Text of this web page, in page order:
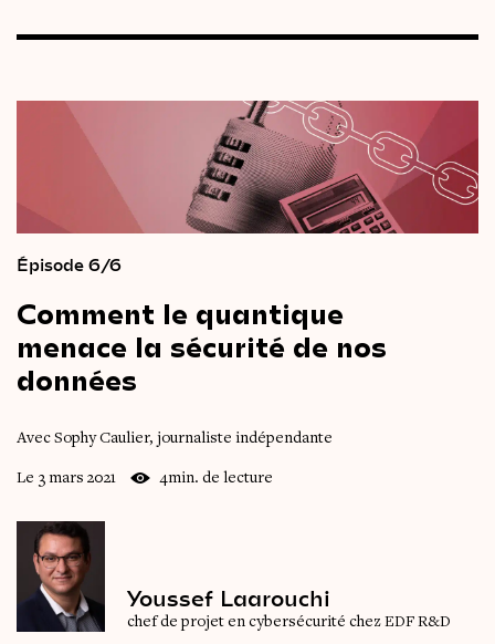
Épisode 6/6
Comment le quantique
menace la sécurité de nos
données
Avec Sophy Caulier, journaliste indépendante
Le 3 mars 2021 4min. de lecture
Youssef Laarouchi
chef de projet en cybersécurité chez EDF R&D